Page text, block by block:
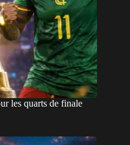
les quarts de finale